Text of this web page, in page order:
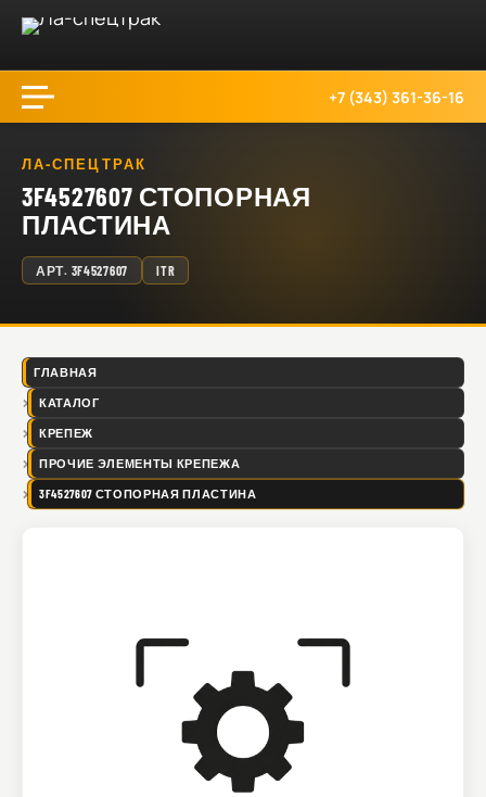
+7 (343) 361-36-16
ЛА-СПЕЦТРАК
3F4527607 СТОПОРНАЯ
ПЛАСТИНА
АРТ. 3F4527607 ITR
ГЛАВНАЯ
КАТАЛОГ
КРЕПЕЖ
ПРОЧИЕ ЭЛЕМЕНТЫ КРЕПЕЖА
3F4527607 СТОПОРНАЯ ПЛАСТИНА